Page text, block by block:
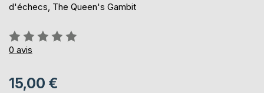
d'échecs, The Queen's Gambit
Évaluation:
0%
0 avis
15,00 €